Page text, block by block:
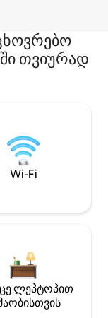
თვიურად
Wi-Fi
ლეპტოპით